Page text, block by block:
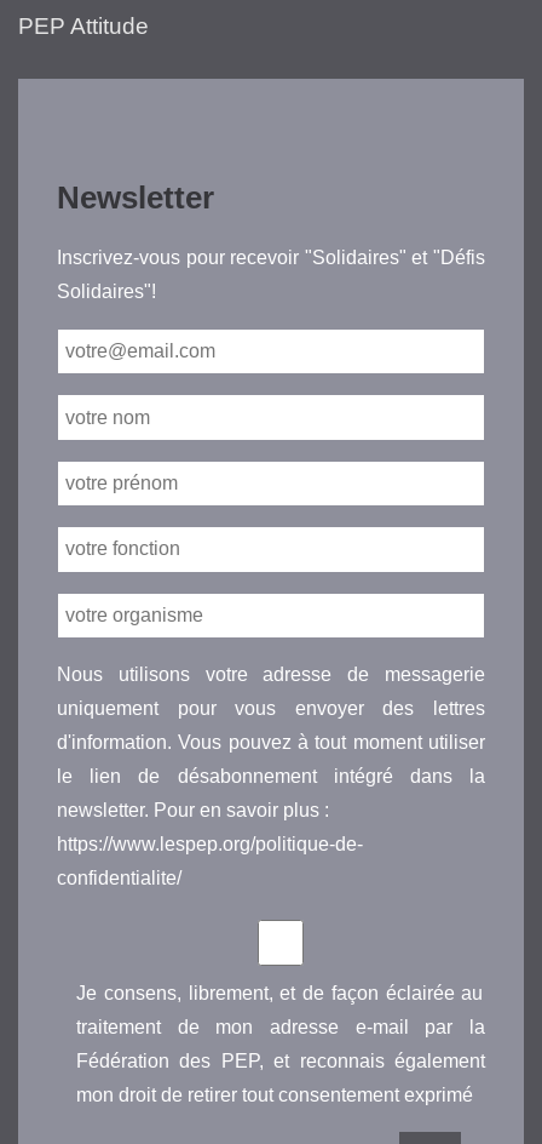
PEP Attitude
Newsletter
Inscrivez-vous pour recevoir "Solidaires" et "Défis
Solidaires"!
Nous utilisons votre adresse de messagerie
uniquement pour vous envoyer des lettres
d'information. Vous pouvez à tout moment utiliser
le lien de désabonnement intégré dans la
newsletter. Pour en savoir plus :
https://www.lespep.org/politique-de-
confidentialite/
Je consens, librement, et de façon éclairée au
traitement de mon adresse e-mail par la
Fédération des PEP, et reconnais également
mon droit de retirer tout consentement exprimé